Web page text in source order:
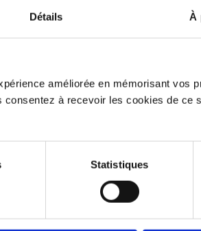
Détails À
améliorée en mémorisant vos
à recevoir les cookies de ce
Statistiques
équitables à tous. L’usage du
fins d’allégement uniquement.